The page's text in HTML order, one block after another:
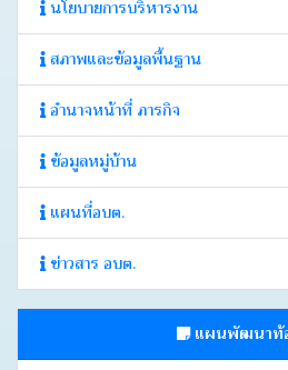
นโยบายการบริหารงาน
สภาพและข้อมูลพื้นฐาน
อำนาจหน้าที่ ภารกิจ
ข้อมูลหมู่บ้าน
แผนที่อบต.
ข่าวสาร อบต.
แผนพัฒนาท้